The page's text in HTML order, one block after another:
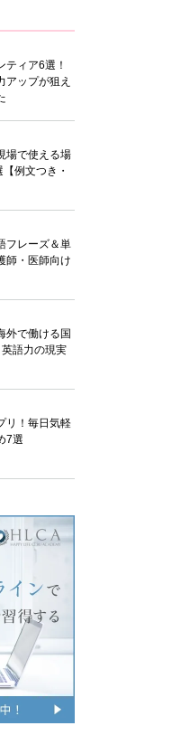
ティア6選！
アップが狙え
場で使える場
例文つき・
フレーズ＆単
師・医師向け
外で働ける国
語力の現実
リ！毎日気軽
7選